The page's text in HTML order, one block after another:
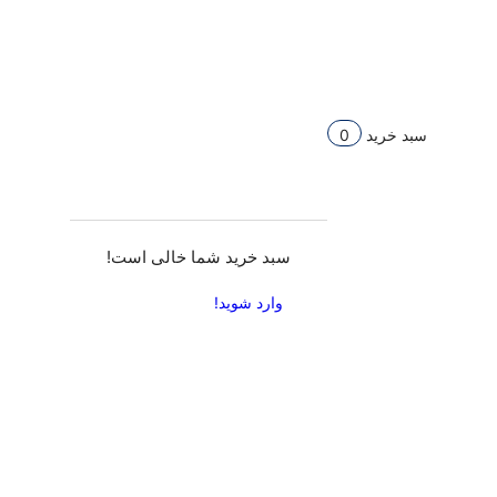
سبد خرید 0
سبد خرید شما خالی است!
وارد شوید!